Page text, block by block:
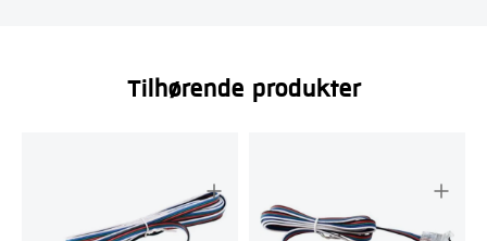
Tilhørende produkter